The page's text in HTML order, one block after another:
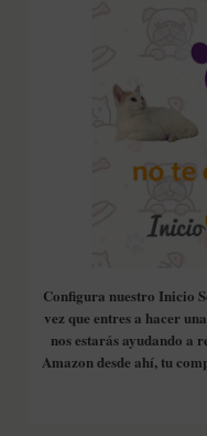
Configura nuestro Inicio
vez que entres a hacer
nos estarás ayudando a
Amazon desde ahí, tu